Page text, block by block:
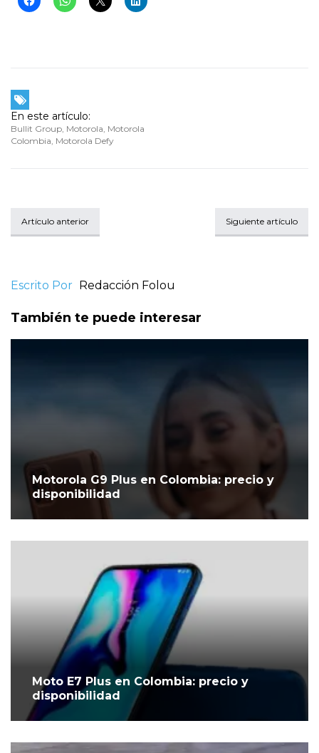
En este artículo:
Bullit Group, Motorola, Motorola
Colombia, Motorola Defy
Artículo anterior Siguiente artículo
Escrito Por Redacción Folou
También te puede interesar
Motorola G9 Plus en Colombia: precio y
disponibilidad
Moto E7 Plus en Colombia: precio y
disponibilidad